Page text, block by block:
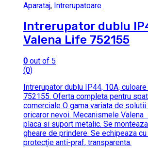
Aparataj, Intrerupatoare
Intrerupator dublu
Valena Life 752155
0 out of 5
(0)
Intrerupator dublu IP44, 10A,
752155. Oferta completa pentru
comerciale O gama variata de
oricaror nevoi. Mecanismele
placa si suport metalic. Se
gheare de prindere. Se echipeaza
protecţie anti-praf, transparenta.